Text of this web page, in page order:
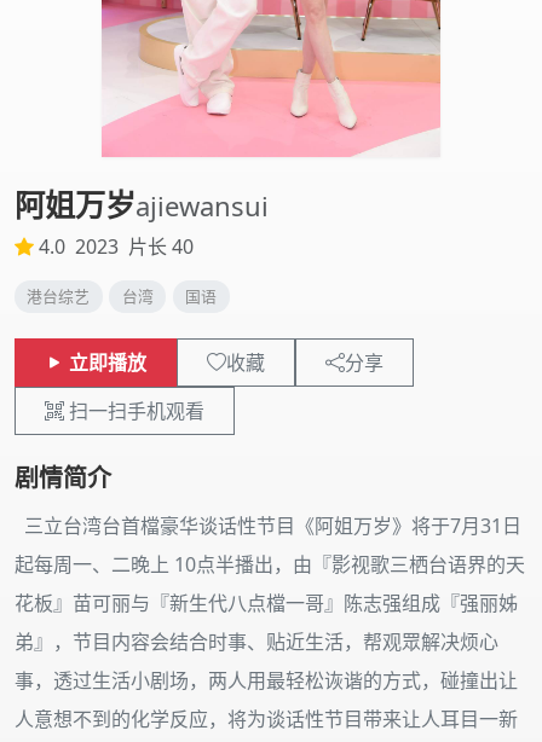
阿姐万岁ajiewansui
4.0 2023 片长 40
港台综艺 台湾 国语
立即播放 收藏
分享
扫一扫手机观看
剧情简介
三立台湾台首檔豪华谈话性节目《阿姐万岁》将于7月31日
起每周一、二晚上 10点半播出，由『影视歌三栖台语界的天
花板』苗可丽与『新生代八点檔一哥』陈志强组成『强丽姊
弟』，节目内容会结合时事、贴近生活，帮观眾解决烦心
事，透过生活小剧场，两人用最轻松诙谐的方式，碰撞出让
人意想不到的化学反应，将为谈话性节目带来让人耳目一新